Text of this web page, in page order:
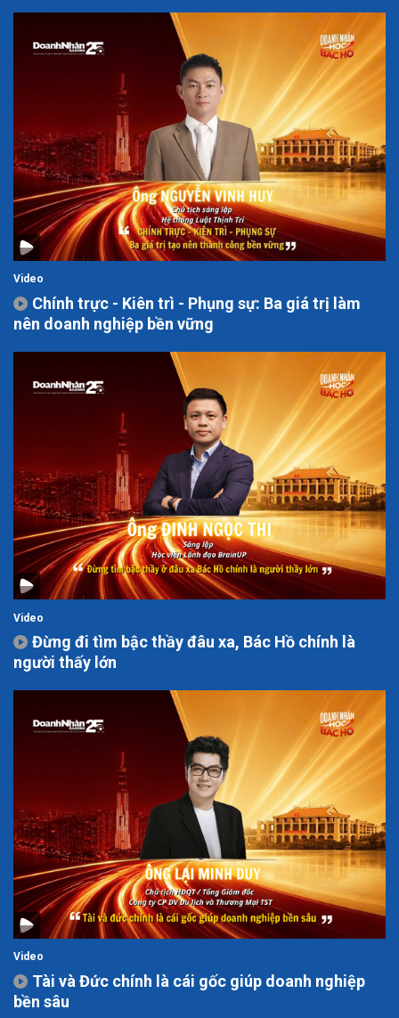
Video
Chính trực - Kiên trì - Phụng sự: Ba giá trị làm
nên doanh nghiệp bền vững
Video
Đừng đi tìm bậc thầy đâu xa, Bác Hồ chính là
người thấy lớn
Video
Tài và Đức chính là cái gốc giúp doanh nghiệp
bền sâu